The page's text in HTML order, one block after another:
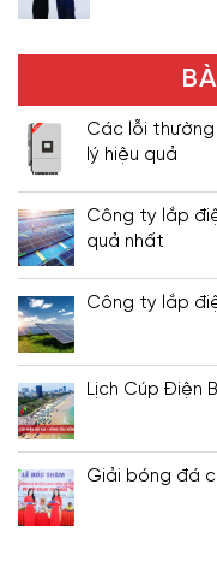
Các lỗi
lý hiệu quả
Công ty lắp
quả nhất
Công ty lắp
Lịch Cúp Điện
Giải bóng đá